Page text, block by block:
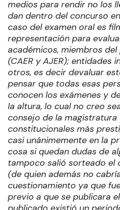
medios para rendir no los
dan dentro del concurso
caso del examen oral es
representación para
académicos, miembros
(CAER y AJER); entidades
otros, es decir devaluar
pensar que todas esas
conocen los exámenes y
la altura, lo cual no creo
consejo de la
constitucionales más
casi unánimemente en la
cosa si quedan dudas de
tampoco salió sorteado el
(de quien además no
cuestionamiento ya que
previo a que se publicara